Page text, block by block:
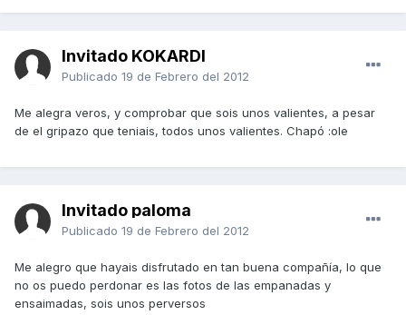
Invitado KOKARDI
Publicado 19 de Febrero del 2012
Me alegra veros, y comprobar que sois unos valientes, a pesar
de el gripazo que teniais, todos unos valientes. Chapó :ole
Invitado paloma
Publicado 19 de Febrero del 2012
Me alegro que hayais disfrutado en tan buena compañía, lo que
no os puedo perdonar es las fotos de las empanadas y
ensaimadas, sois unos perversos